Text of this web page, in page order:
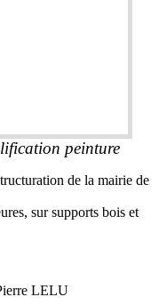
peinture
de la mairie de
sur supports bois et
LELU